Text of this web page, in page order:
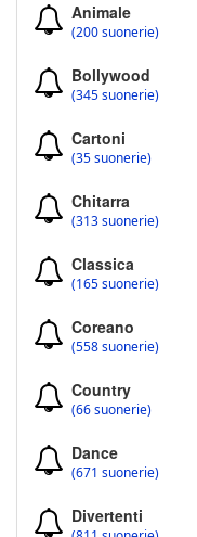
Animale
(200 suonerie)
Bollywood
(345 suonerie)
Cartoni
(35 suonerie)
Chitarra
(313 suonerie)
Classica
(165 suonerie)
Coreano
(558 suonerie)
Country
(66 suonerie)
Dance
(671 suonerie)
Divertenti